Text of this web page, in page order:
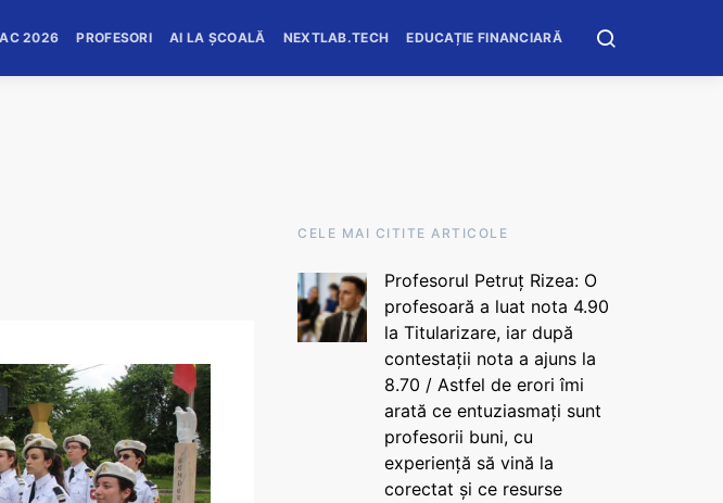
2026 PROFESORI AI LA ȘCOALĂ NEXTLAB.TECH EDUCAȚIE FINANCIARĂ
CELE MAI CITITE ARTICOLE
Profesorul Petruț Rizea: O
profesoară a luat nota 4.90
la Titularizare, iar după
contestații nota a ajuns la
8.70 / Astfel de erori îmi
arată ce entuziasmați sunt
profesorii buni, cu
experiență să vină la
corectat și ce resurse